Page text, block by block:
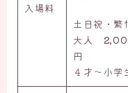
入場料
土日祝・繁
大人
円
４才〜小